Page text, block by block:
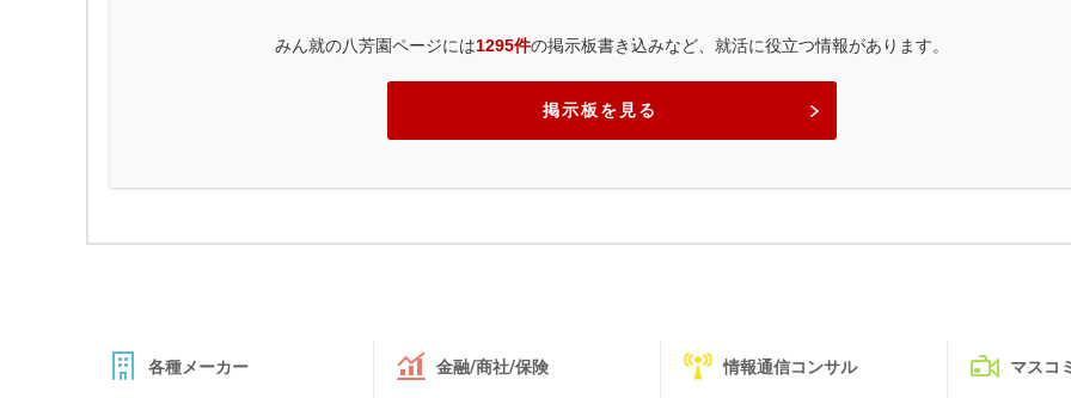
みん就の八芳園ページには1295件の掲示板書き込みなど、就活に役立つ情報があります。
掲示板を見る
各種メーカー 金融/商社/保険 情報通信コンサル マスコミ